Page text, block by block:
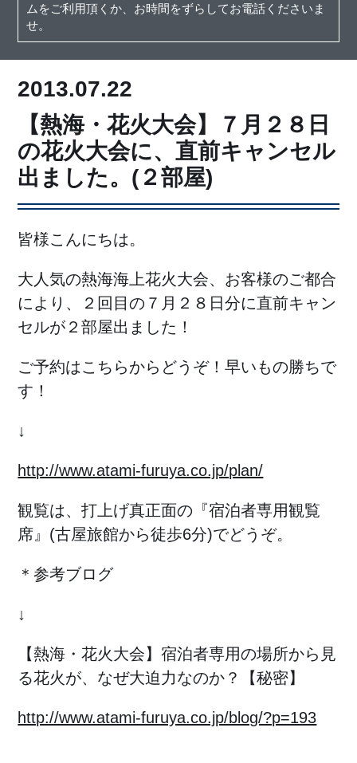
ムをご利用頂くか、お時間をずらしてお電話くださいま
せ。
2013.07.22
【熱海・花火大会】７月２８日
の花火大会に、直前キャンセル
出ました。(２部屋)
皆様こんにちは。
大人気の熱海海上花火大会、お客様のご都合
により、２回目の７月２８日分に直前キャン
セルが２部屋出ました！
ご予約はこちらからどうぞ！早いもの勝ちで
す！
↓
http://www.atami-furuya.co.jp/plan/
観覧は、打上げ真正面の『宿泊者専用観覧
席』(古屋旅館から徒歩6分)でどうぞ。
＊参考ブログ
↓
【熱海・花火大会】宿泊者専用の場所から見
る花火が、なぜ大迫力なのか？【秘密】
http://www.atami-furuya.co.jp/blog/?p=193